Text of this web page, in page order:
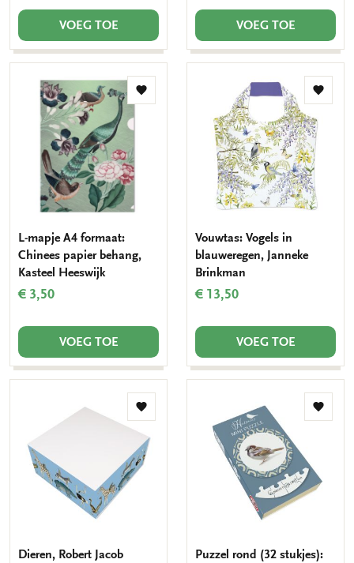
VOEG TOE VOEG TOE
Toevoegen
L-mapje A4 formaat:
Chinees papier behang,
Kasteel Heeswijk
€ 3,50
VOEG TOE
Vouwtas: Vogels in
blauweregen, Janneke
Brinkman
€ 13,50
VOEG TOE
Toevoegen
verlanglijst
Dieren, Robert Jacob
Puzzel rond (32 stukjes):